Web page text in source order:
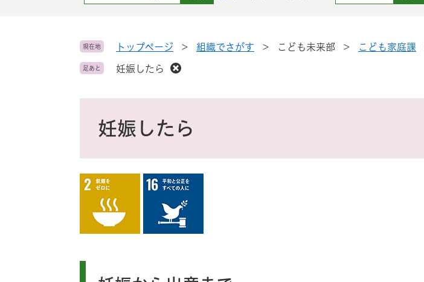
o
l
カ
タ
現在地 トップページ > 組織でさがす > こども未来部 > こども家庭課
足あと 妊娠したら
妊娠したら